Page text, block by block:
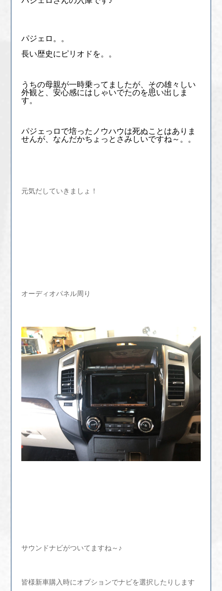
パジェロ。。
長い歴史にピリオドを。。
うちの母親が一時乗ってましたが、その雄々しい
外観と、安心感にはしゃいでたのを思い出しま
す。
パジェっロで培ったノウハウは死ぬことはありま
せんが、なんだかちょっとさみしいですね～。。
元気だしていきましょ！
オーディオパネル周り
サウンドナビがついてますね～♪
皆様新車購入時にオプションでナビを選択したりします